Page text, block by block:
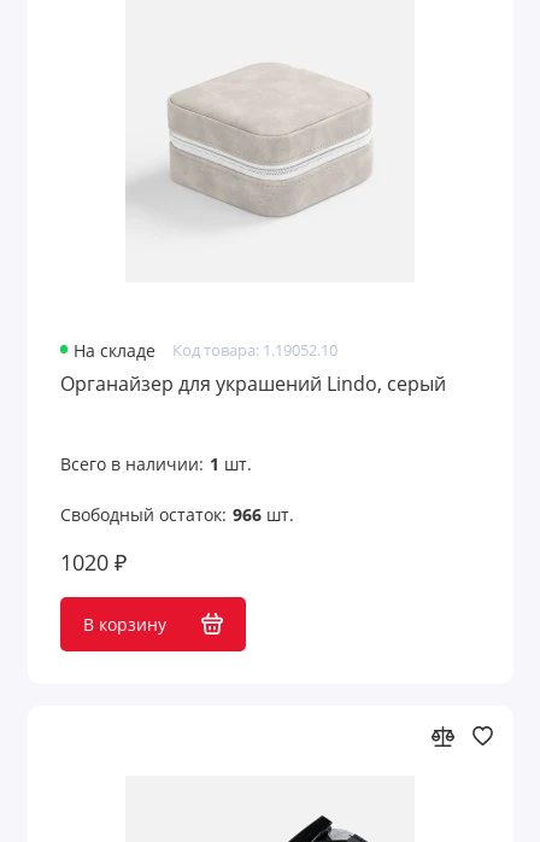
На складе Код товара: 1.19052.10
Органайзер для украшений Lindo, серый
Всего в наличии: 1 шт.
Свободный остаток: 966шт.
1020 ₽
В корзину